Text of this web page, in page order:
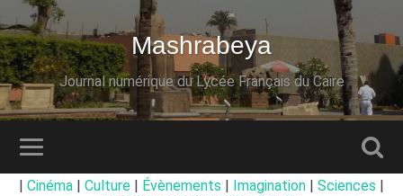
Mashrabeya
Journal numérique du Lycée Français du Caire
Cinéma Culture Évènements Imagination Sciences